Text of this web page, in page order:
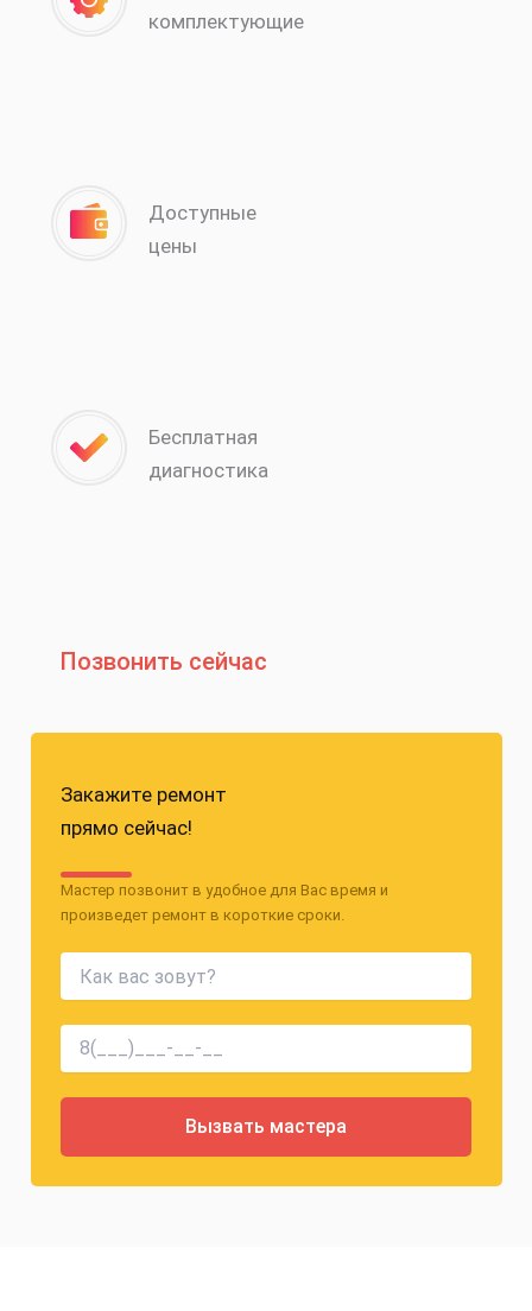
комплектующие
Доступные
цены
Бесплатная
диагностика
Позвонить сейчас
Закажите ремонт
прямо сейчас!
Мастер позвонит в удобное для Вас время и
произведет ремонт в короткие сроки.